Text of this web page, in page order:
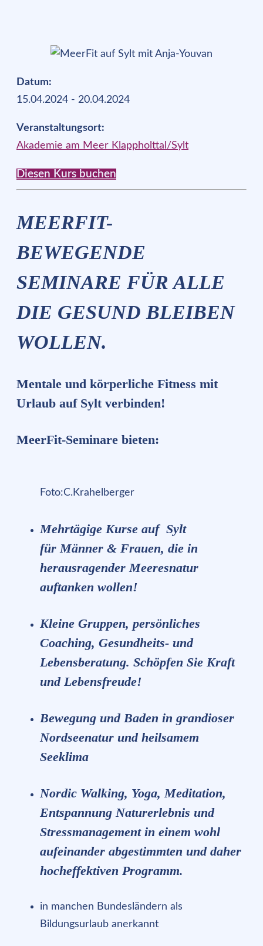
Datum:
15.04.2024 - 20.04.2024
Veranstaltungsort:
Akademie am Meer Klappholttal/Sylt
Diesen Kurs buchen
MEERFIT-
BEWEGENDE
SEMINARE FÜR ALLE
DIE GESUND BLEIBEN
WOLLEN.
Mentale und körperliche Fitness mit
Urlaub auf Sylt verbinden!
MeerFit-Seminare bieten:
Foto:C.Krahelberger
Mehrtägige Kurse auf Sylt
für Männer & Frauen, die in
herausragender Meeresnatur
auftanken wollen!
Kleine Gruppen, persönliches
Coaching, Gesundheits- und
Lebensberatung. Schöpfen Sie Kraft
und Lebensfreude!
Bewegung und Baden in grandioser
Nordseenatur und heilsamem
Seeklima
Nordic Walking, Yoga, Meditation,
Entspannung Naturerlebnis und
Stressmanagement in einem wohl
aufeinander abgestimmten und daher
hocheffektiven Programm.
in manchen Bundesländern als
Bildungsurlaub anerkannt